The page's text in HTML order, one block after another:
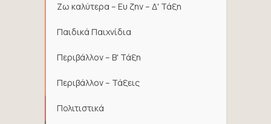
Ζω καλύτερα – Ευ ζην – Δ' Τάξη
Παιδικά Παιχνίδια
Περιβάλλον – Β' Τάξη
Περιβάλλον – Τάξεις
Πολιτιστικά